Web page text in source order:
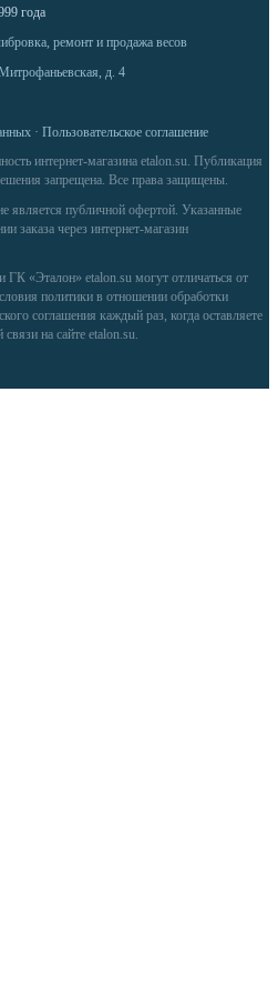
года
ремонт и продажа весов
д. 4
· Пользовательское соглашение
интернет-магазина etalon.su. Публикация
запрещена. Все права защищены.
является публичной офертой. Указанные
заказа через интернет-магазин
«Эталон» etalon.su могут отличаться от
политики в отношении обработки
соглашения каждый раз, когда оставляете
на сайте etalon.su.